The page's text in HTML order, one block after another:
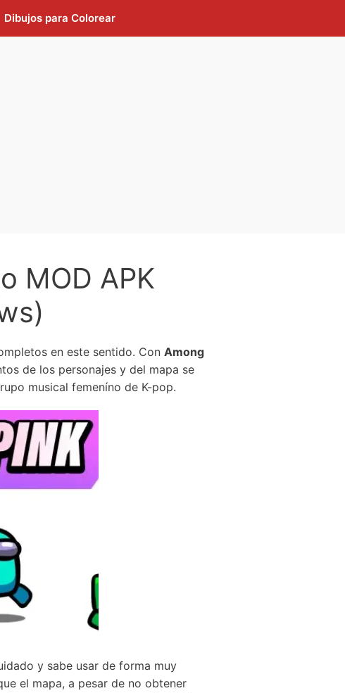
Dibujos para Colorear
MOD APK
en este sentido. Con Among
de los personajes y del mapa se
musical femeníno de K-pop.
y sabe usar de forma muy
el mapa, a pesar de no obtener